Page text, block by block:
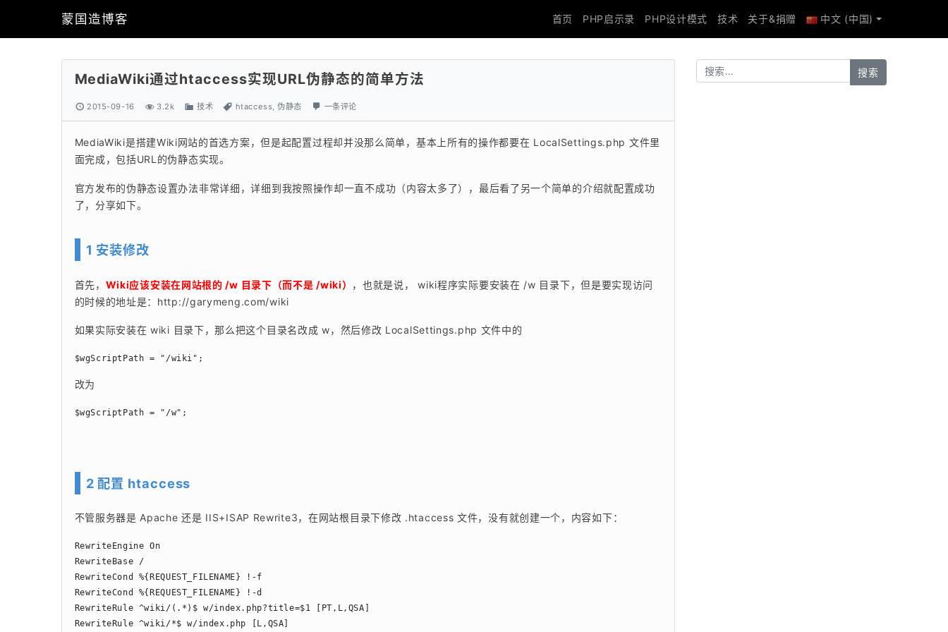
蒙国造博客 首页 PHP启示录 PHP设计模式 技术 关于&捐赠 中文 (中国)
MediaWiki通过htaccess实现URL伪静态的简单方法
2015-09-16 3.2k 技术 htaccess ,伪静态 一条评论
MediaWiki是搭建Wiki网站的首选方案，但是起配置过程却并没那么简单，基本上所有的操作都要在 LocalSettings.php 文件里
面完成，包括URL的伪静态实现。
官方发布的伪静态设置办法非常详细，详细到我按照操作却一直不成功（内容太多了），最后看了另一个简单的介绍就配置成功
了，分享如下。
1 安装修改
首先， Wiki应该安装在网站根的 /w 目录下（而不是 /wiki） ，也就是说， wiki程序实际要安装在 /w 目录下，但是要实现访问
的时候的地址是：http://garymeng.com/wiki
如果实际安装在 wiki 目录下，那么把这个目录名改成 w，然后修改 LocalSettings.php 文件中的
$wgScriptPath = "/wiki";
改为
$wgScriptPath = "/w";
2 配置 htaccess
不管服务器是 Apache 还是 IIS+ISAP Rewrite3，在网站根目录下修改 .htaccess 文件，没有就创建一个，内容如下：
RewriteEngine On
RewriteBase /
RewriteCond %{REQUEST_FILENAME} !-f
RewriteCond %{REQUEST_FILENAME} !-d
RewriteRule ^wiki/(.*)$ w/index.php?title=$1 [PT,L,QSA]
RewriteRule ^wiki/*$ w/index.php [L,QSA]